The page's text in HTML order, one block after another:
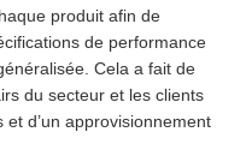
produit afin de
de performance
Cela a fait de
du secteur et les clients
d’un approvisionnement